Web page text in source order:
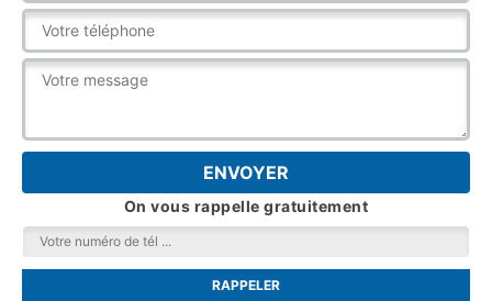
On vous rappelle gratuitement